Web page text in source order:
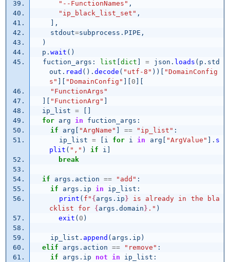
" --FunctionNames " ,
" ip_black_list_set " ,
],
stdout=subprocess . PIPE ,
)
p . wait ()
fuction_args : list dict = json . loads ( p . std
out . read (). decode ( " utf-8 " ))[ "DomainConfig
s " "DomainConfig " 0
" FunctionArgs "
" FunctionArg "
ip_list =
for
arg in fuction_args :
if
arg "ArgName " == " ip_list " :
ip_list = i for i in arg "ArgValue " ]. s
plit ( " , " ) if i
break
if args . action == " add " :
if
args . ip in ip_list :
print ( f " { args . ip } is already in the bla
cklist for { args . domain } . " )
exit ( 0 )
ip_list . append ( args . ip )
elif
args . action == " remove " :
if
args . ip not in ip_list :